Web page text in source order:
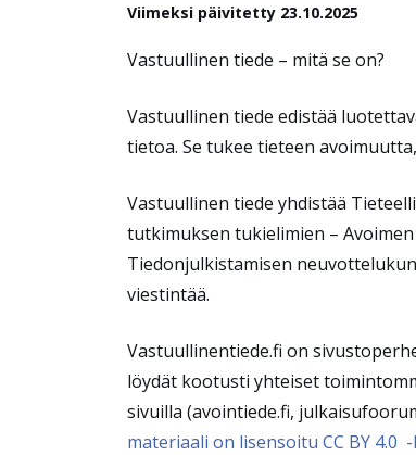
Viimeksi päivitetty 23.10.2025
Vastuullinen tiede – mitä se on?
Vastuullinen tiede edistää
tietoa. Se tukee tieteen
Vastuullinen tiede yhdistää
tutkimuksen tukielimien –
Tiedonjulkistamisen
viestintää.
Vastuullinentiede.fi on
löydät kootusti yhteiset
sivuilla (avointiede.fi,
materiaali on lisensoitu CC BY 4.0